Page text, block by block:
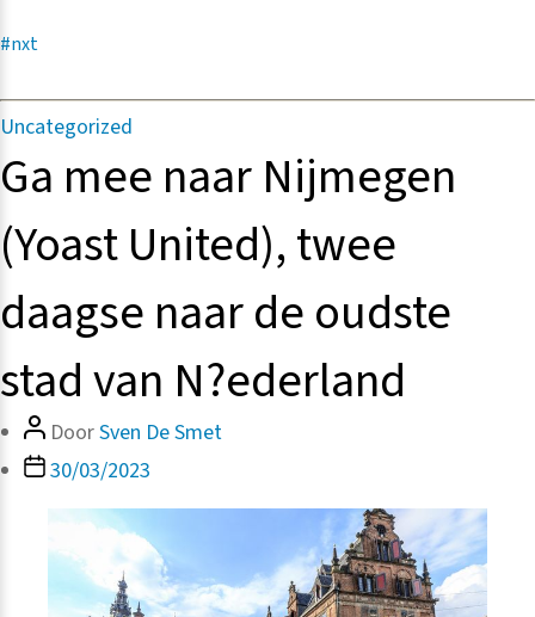
#nxt
Categorieën
Uncategorized
Ga mee naar Nijmegen
(Yoast United), twee
daagse naar de oudste
stad van N?ederland
Bericht
auteur
DoorSven De Smet
Berichtdatum
30/03/2023